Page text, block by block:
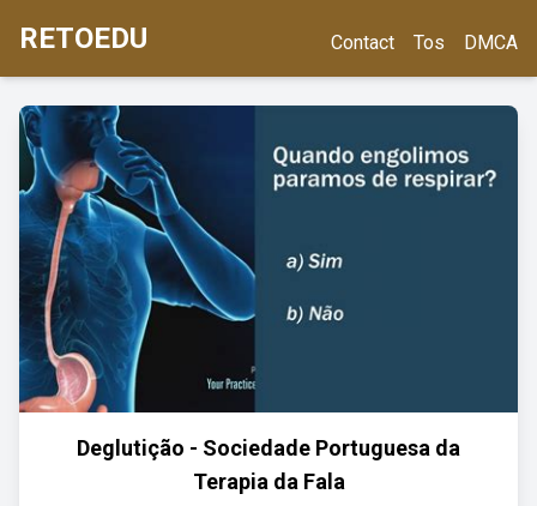
RETOEDU Contact Tos DMCA
Deglutição - Sociedade Portuguesa da
Terapia da Fala